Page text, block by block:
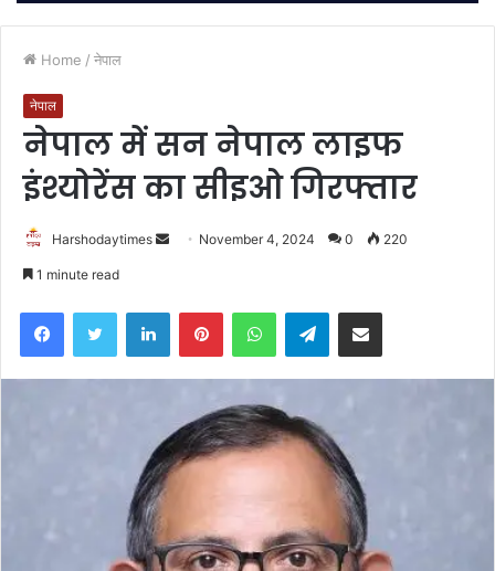
Home / नेपाल
नेपाल
नेपाल में सन नेपाल लाइफ
इंश्योरेंस का सीइओ गिरफ्तार
Harshodaytimes
Send November 4, 2024 0 220
1 minute read
FacebookTwitter LinkedInPinterestWhatsAppTelegramShare via Email